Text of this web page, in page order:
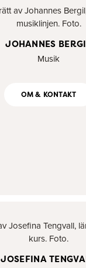
JOHANNES
Musik
OM & KONTAKT
JOSEFINA